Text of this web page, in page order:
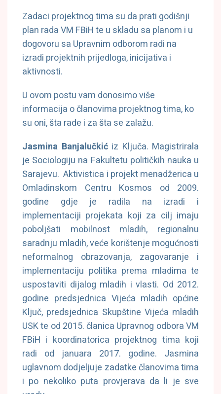
Zadaci projektnog tima su da prati godišnji
plan rada VM FBiH te u skladu sa planom i u
dogovoru sa Upravnim odborom radi na
izradi projektnih prijedloga, inicijativa i
aktivnosti.
U ovom postu vam donosimo više
informacija o članovima projektnog tima, ko
su oni, šta rade i za šta se zalažu.
Jasmina Banjalučkićiz Ključa. Magistrirala
je Sociologiju na Fakultetu političkih nauka u
Sarajevu. Aktivistica i projekt menadžerica u
Omladinskom Centru Kosmos od 2009.
godine gdje je radila na izradi i
implementaciji projekata koji za cilj imaju
poboljšati mobilnost mladih, regionalnu
saradnju mladih, veće korištenje mogućnosti
neformalnog obrazovanja, zagovaranje i
implementaciju politika prema mladima te
uspostaviti dijalog mladih i vlasti. Od 2012.
godine predsjednica Vijeća mladih općine
Ključ, predsjednica Skupštine Vijeća mladih
USK te od 2015. članica Upravnog odbora VM
FBiH i koordinatorica projektnog tima koji
radi od januara 2017. godine. Jasmina
uglavnom dodjeljuje zadatke članovima tima
i po nekoliko puta provjerava da li je sve